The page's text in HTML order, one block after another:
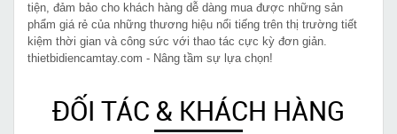
tiện, đảm bảo cho khách hàng dễ dàng mua được những sản
phẩm giá rẻ của những thương hiệu nổi tiếng trên thị trường tiết
kiệm thời gian và công sức với thao tác cực kỳ đơn giản.
thietbidiencamtay.com - Nâng tầm sự lựa chọn!
ĐỐI TÁC & KHÁCH HÀNG